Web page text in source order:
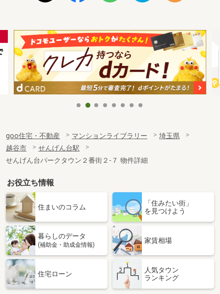
goo住宅・不動産 マンションライブラリー
埼玉県
越谷市
せんげん台駅
せんげん台パークタウン２番街２-７ 物件詳細
お役立ち情報
住まいのコラム
「住みたい街」
を見つけよう
暮らしのデータ
(補助金・助成金情報)
家賃相場
住宅ローン
人気タウン
ランキング